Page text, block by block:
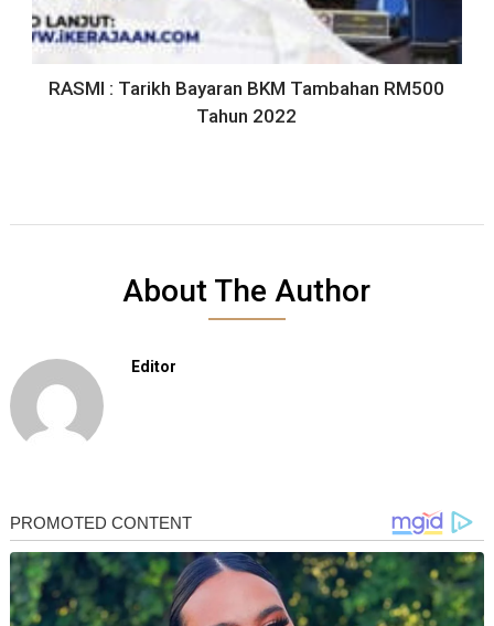
RASMI : Tarikh Bayaran BKM Tambahan RM500
Tahun 2022
About The Author
Editor